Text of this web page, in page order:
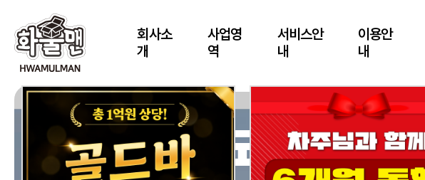
회사소
개
사업영
역
서비스안
내
이용안
내
대한민국 No.1
화물정보 플랫폼